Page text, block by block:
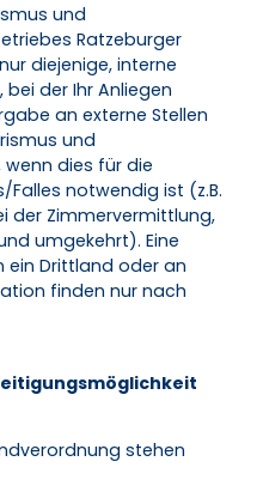
und
Ratzeburger
diejenige, interne
der Ihr Anliegen
an externe Stellen
und
dies für die
Falles notwendig ist (z.B.
der Zimmervermittlung,
umgekehrt). Eine
ein Drittland oder an
finden nur nach
stehen